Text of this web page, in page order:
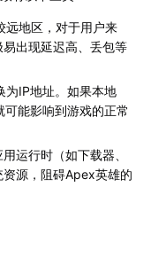
远地区，对于用户来
出现延迟高、丢包等
为IP地址。如果本地
能影响到游戏的正常
运行时（如下载器、
源，阻碍Apex英雄的